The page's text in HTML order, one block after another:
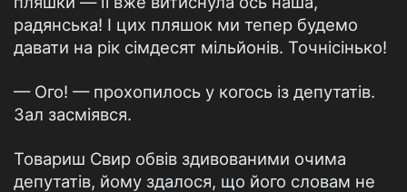
радянська! І цих пляшок ми тепер будемо
давати на рік сімдесят мільйонів. Точнісінько!
— Ого! — прохопилось у когось із депутатів.
Зал засміявся.
Товариш Свир обвів здивованими очима
депутатів, йому здалося, що його словам не